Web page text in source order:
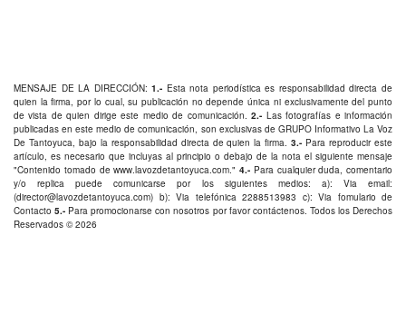
MENSAJE DE LA DIRECCIÓN:1.- Esta nota periodística es responsabilidad directa de
quien la firma, por lo cual, su publicación no depende única ni exclusivamente del punto
de vista de quien dirige este medio de comunicación.2.- Las fotografías e información
publicadas en este medio de comunicación, son exclusivas de GRUPO Informativo La Voz
De Tantoyuca, bajo la responsabilidad directa de quien la firma.3.- Para reproducir este
artículo, es necesario que incluyas al principio o debajo de la nota el siguiente mensaje
"Contenido tomado dewww.lavozdetantoyuca.com ." 4.- Para cualquier duda, comentario
y/o replica puede comunicarse por los siguientes medios: a): Via email:
(director@lavozdetantoyuca.com) b): Via telefónica 2288513983 c): Via fomulario de
Contacto 5.- Para promocionarse con nosotros por favorcontáctenos. Todos los Derechos
Reservados © 2026